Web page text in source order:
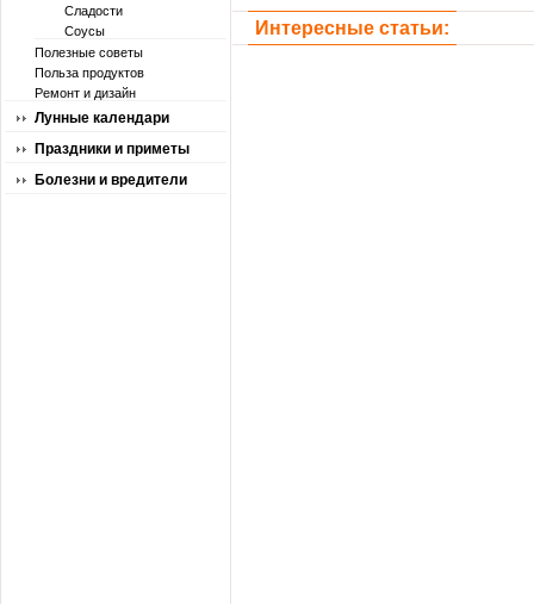
Сладости
Соусы
Полезные советы
Польза продуктов
Ремонт и дизайн
Лунные календари
Праздники и приметы
Болезни и вредители
Интересные статьи: